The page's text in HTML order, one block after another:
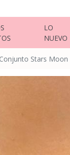
LO
NUEVO
Conjunto Stars Moon